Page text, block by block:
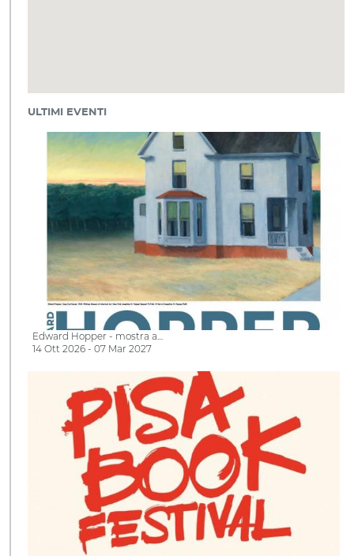
ULTIMI EVENTI
Edward Hopper - mostra a…
14 Ott 2026 - 07 Mar 2027